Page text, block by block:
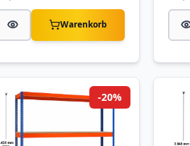
Warenkorb
-20%